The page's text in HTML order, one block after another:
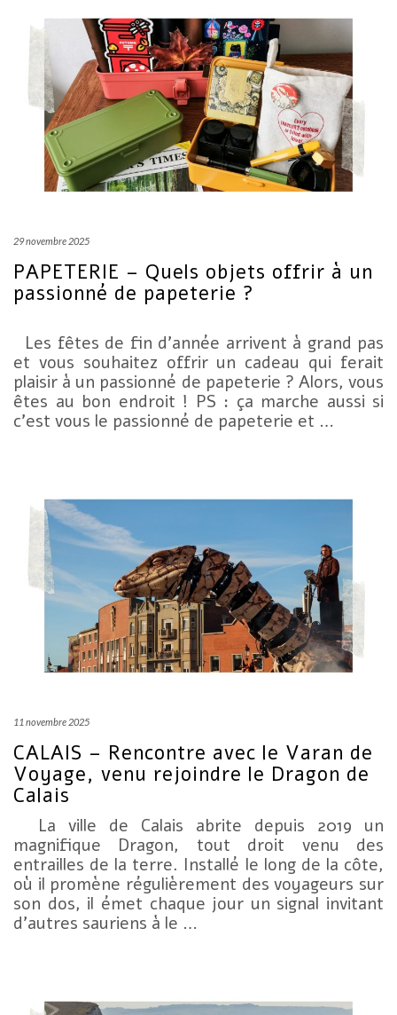
29 novembre 2025
PAPETERIE – Quels objets offrir à un
passionné de papeterie ?
Les fêtes de fin d’année arrivent à grand pas
et vous souhaitez offrir un cadeau qui ferait
plaisir à un passionné de papeterie ? Alors, vous
êtes au bon endroit ! PS : ça marche aussi si
c’est vous le passionné de papeterie et …
11 novembre 2025
CALAIS – Rencontre avec le Varan de
Voyage, venu rejoindre le Dragon de
Calais
La ville de Calais abrite depuis 2019 un
magnifique Dragon, tout droit venu des
entrailles de la terre. Installé le long de la côte,
où il promène régulièrement des voyageurs sur
son dos, il émet chaque jour un signal invitant
d’autres sauriens à le …